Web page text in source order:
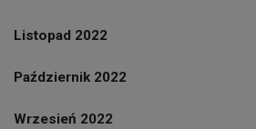
Listopad 2022
Październik 2022
Wrzesień 2022